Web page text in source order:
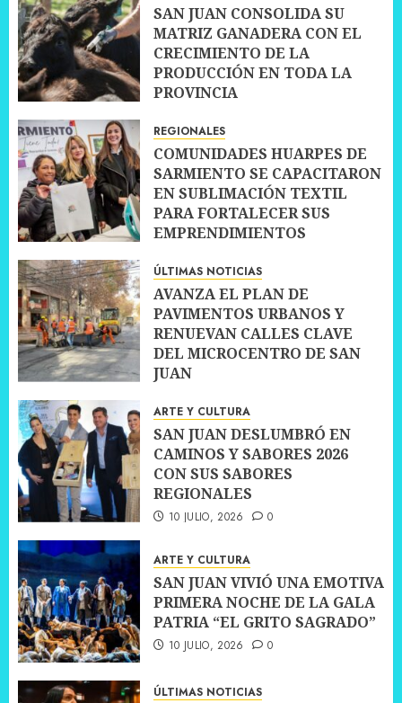
SAN JUAN CONSOLIDA SU
MATRIZ GANADERA CON EL
CRECIMIENTO DE LA
PRODUCCIÓN EN TODA LA
PROVINCIA
REGIONALES
COMUNIDADES HUARPES DE
SARMIENTO SE CAPACITARON
EN SUBLIMACIÓN TEXTIL
PARA FORTALECER SUS
EMPRENDIMIENTOS
ÚLTIMAS NOTICIAS
AVANZA EL PLAN DE
PAVIMENTOS URBANOS Y
RENUEVAN CALLES CLAVE
DEL MICROCENTRO DE SAN
JUAN
ARTE Y CULTURA
SAN JUAN DESLUMBRÓ EN
CAMINOS Y SABORES 2026
CON SUS SABORES
REGIONALES
10 JULIO, 2026 0
ARTE Y CULTURA
SAN JUAN VIVIÓ UNA EMOTIVA
PRIMERA NOCHE DE LA GALA
PATRIA “EL GRITO SAGRADO”
10 JULIO, 2026 0
ÚLTIMAS NOTICIAS